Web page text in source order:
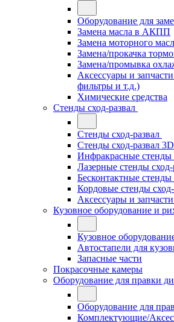
Оборудование для
Замена масла в АКПП
Замена моторного
Замена/прокачка
Замена/промывка
Аксессуары и
фильтры и т.д.)
Химические средства
Стенды сход-развал
Стенды сход-развал
Стенды сход-развал 3D
Инфракрасные стенды
Лазерные стенды сход-
Бесконтактные стенды
Кордовые стенды сход-
Аксессуары и
Кузовное оборудование и
Кузовное
Автостапели для
Запасные части
Покрасочные камеры
Оборудование для правки
Оборудование для
Комплектующие/